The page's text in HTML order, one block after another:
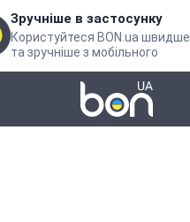
Зручніше в застосунку
Користуйтеся BON.ua швидше
та зручніше з мобільного